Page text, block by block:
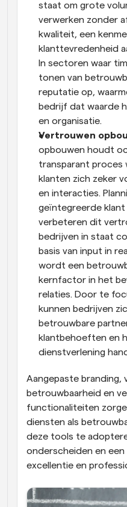
staat om grote
verwerken zonder
kwaliteit, een
klanttevredenheid
In sectoren waar
tonen van
reputatie op,
bedrijf dat waarde
en organisatie.
Vertrouwen
opbouwen houdt
transparant proces
klanten zich zeker
en interacties.
geïntegreerde
verbeteren dit
bedrijven in staat
basis van input in
wordt een
kernfactor in het
relaties. Door te
kunnen bedrijven
betrouwbare
klantbehoeften en
dienstverlening
Aangepaste branding,
betrouwbaarheid en
functionaliteiten
diensten als
deze tools te
onderscheiden en
excellentie en